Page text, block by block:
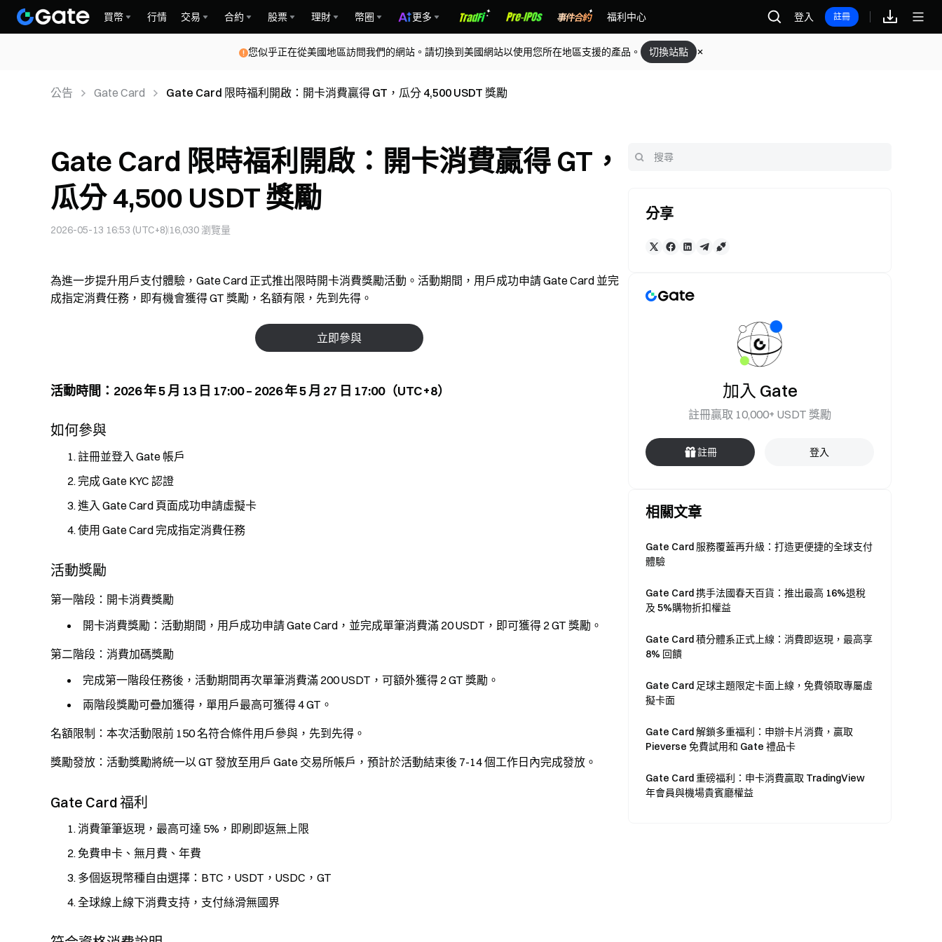
買幣 行情 交易 合約 股票 理財 幣圈 更多 福利中心 登入 註冊
您似乎正在從美國地區訪問我們的網站。請切換到美國網站以使用您所在地區支援的產品。 切換站點
公告 Gate Card Gate Card 限時福利開啟：開卡消費贏得 GT，瓜分 4,500 USDT 獎勵
Gate Card 限時福利開啟：開卡消費贏得 GT，
瓜分 4,500 USDT 獎勵
2026-05-13 16:53 (UTC+8) 16,030 瀏覽量
為進一步提升用戶支付體驗，Gate Card 正式推出限時開卡消費獎勵活動。活動期間，用戶成功申請 Gate Card 並完
成指定消費任務，即有機會獲得 GT 獎勵，名額有限，先到先得。
立即參與
活動時間：2026 年 5 月 13 日 17:00 – 2026 年 5 月 27 日 17:00（UTC+8）
如何參與
註冊並登入 Gate 帳戶
完成 Gate KYC 認證
進入 Gate Card 頁面成功申請虛擬卡
使用 Gate Card 完成指定消費任務
活動獎勵
第一階段：開卡消費獎勵
開卡消費獎勵：活動期間，用戶成功申請 Gate Card，並完成單筆消費滿 20 USDT，即可獲得 2 GT 獎勵。
第二階段：消費加碼獎勵
完成第一階段任務後，活動期間再次單筆消費滿 200 USDT，可額外獲得 2 GT 獎勵。
兩階段獎勵可疊加獲得，單用戶最高可獲得 4 GT。
名額限制：本次活動限前 150 名符合條件用戶參與，先到先得。
獎勵發放：活動獎勵將統一以 GT 發放至用戶 Gate 交易所帳戶，預計於活動結束後 7-14 個工作日內完成發放。
Gate Card 福利
消費筆筆返現，最高可達 5%，即刷即返無上限
免費申卡、無月費、年費
多個返現幣種自由選擇：BTC，USDT，USDC，GT
全球線上線下消費支持，支付絲滑無國界
分享
加入 Gate
註冊贏取 10,000+ USDT 獎勵
註冊 登入
相關文章
Gate Card 服務覆蓋再升級：打造更便捷的全球支付
體驗
Gate Card 携手法國春天百貨：推出最高 16%退稅
及 5%購物折扣權益
Gate Card 積分體系正式上線：消費即返現，最高享
8% 回饋
Gate Card 足球主題限定卡面上線，免費領取專屬虛
擬卡面
Gate Card 解鎖多重福利：申辦卡片消費，贏取
Pieverse 免費試用和 Gate 禮品卡
Gate Card 重磅福利：申卡消費贏取 TradingView
年會員與機場貴賓廳權益